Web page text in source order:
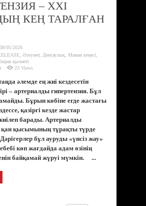
– XXI
КЕҢ ТАРАЛҒАН
08/05/2026
Әлеумет, Денсаулық Маман кеңесі
қызметі
23 Views
әлемде ең жиі кездесетін
– артериалды гипертензия. Бұл
Бұрын көбіне егде жастағы
қазіргі кезде жастар
барады. Артериалды
қан қысымының тұрақты түрде
бұл ауруды «үнсіз жау»
көп жағдайда адам өзінің
байқамай жүруі мүмкін. ...